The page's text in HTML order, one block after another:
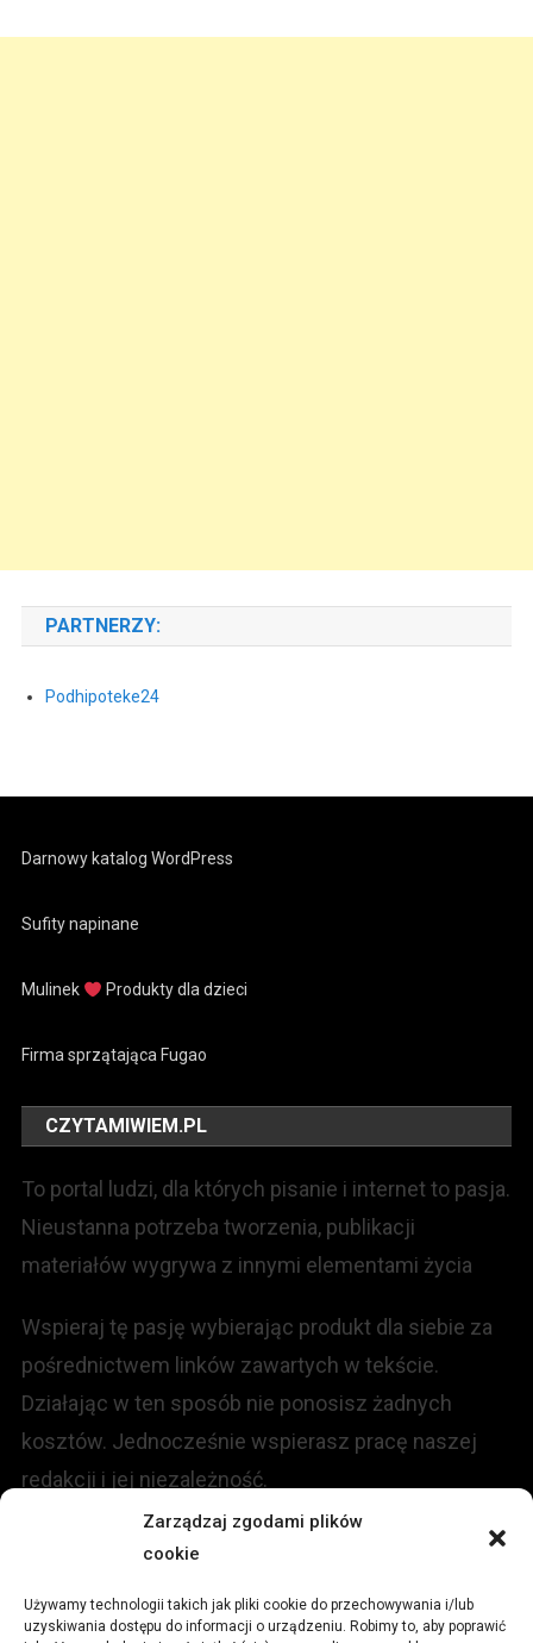
Zarządzaj zgodami plików
cookie
Używamy technologii takich jak pliki cookie do przechowywania i/lub
uzyskiwania dostępu do informacji o urządzeniu. Robimy to, aby poprawić
PARTNERZY:
Podhipoteke24
Darnowy katalog WordPress
Sufity napinane
Mulinek Produkty dla dzieci
Firma sprzątająca Fugao
CZYTAMIWIEM.PL
To portal ludzi, dla których pisanie i internet to pasja.
Nieustanna potrzeba tworzenia, publikacji
materiałów wygrywa z innymi elementami życia
Wspieraj tę pasję wybierając produkt dla siebie za
pośrednictwem linków zawartych w tekście.
Działając w ten sposób nie ponosisz żadnych
kosztów. Jednocześnie wspierasz pracę naszej
redakcji i jej niezależność.
Redakcja portalu: